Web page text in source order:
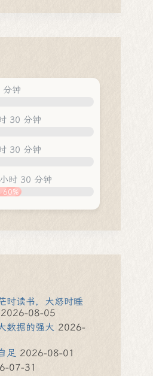
分钟
30 分钟
30 分钟
时 30 分钟
60%
时读书，大怒时睡
2026-08-05
数据的强大 2026-
足 2026-08-01
07-31